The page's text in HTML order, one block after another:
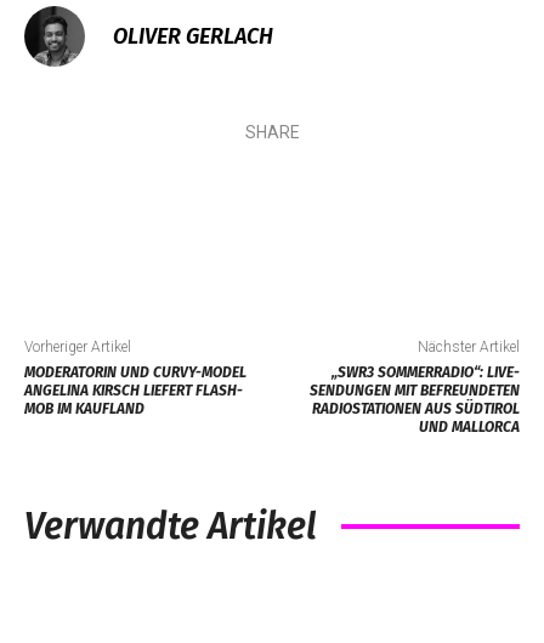
OLIVER GERLACH
SHARE
Vorheriger Artikel
MODERATORIN UND CURVY-MODEL
ANGELINA KIRSCH LIEFERT FLASH-
MOB IM KAUFLAND
Nächster Artikel
„SWR3 SOMMERRADIO“: LIVE-
SENDUNGEN MIT BEFREUNDETEN
RADIOSTATIONEN AUS SÜDTIROL
UND MALLORCA
Verwandte Artikel